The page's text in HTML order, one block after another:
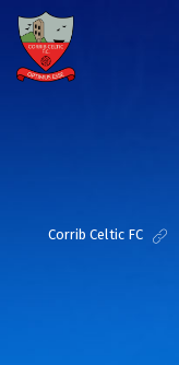
Corrib Celtic FC